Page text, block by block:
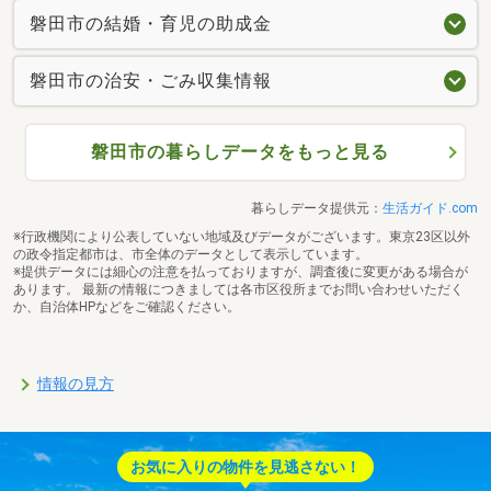
磐田市の結婚・育児の助成金
磐田市の治安・ごみ収集情報
磐田市の暮らしデータをもっと見る
暮らしデータ提供元： 生活ガイド.com
※行政機関により公表していない地域及びデータがございます。東京23区以外
の政令指定都市は、市全体のデータとして表示しています。
※提供データには細心の注意を払っておりますが、調査後に変更がある場合が
あります。 最新の情報につきましては各市区役所までお問い合わせいただく
か、自治体HPなどをご確認ください。
情報の見方
お気に入りの物件を見逃さない！